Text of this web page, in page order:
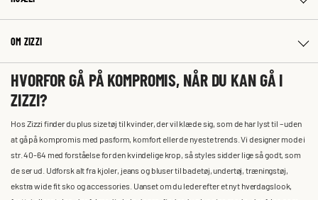
OM ZIZZI
HVORFOR GÅ PÅ KOMPROMIS, NÅR DU KAN GÅ I
ZIZZI?
Hos Zizzi finder du plus size tøj til kvinder, der vil klæde sig, som de har lyst til – uden
at gå på kompromis med pasform, komfort eller de nyeste trends. Vi designer mode i
str. 40-64 med forståelse for den kvindelige krop, så styles sidder lige så godt, som
de ser ud. Udforsk alt fra kjoler, jeans og bluser til badetøj, undertøj, træningstøj,
ekstra wide fit sko og accessories. Uanset om du leder efter et nyt hverdagslook,